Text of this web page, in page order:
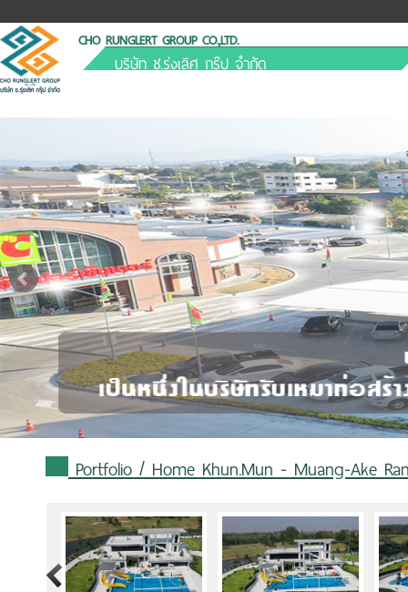
CHO RUNGLERT GROUP CO.,LTD.
บริษัท ช.รุ่งเลิศ กรุ๊ป จำกัด
Portfolio/ Home Khun.Mun - Muang-Ake
>